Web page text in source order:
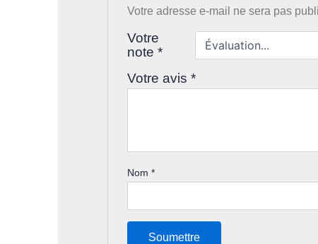
Votre adresse e-mail ne sera pas
Votre
note *
Votre avis *
Nom *